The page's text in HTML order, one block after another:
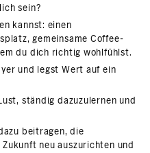
sein?
kannst: einen
gemeinsame Coffee-
du dich richtig wohlfühlst.
und legst Wert auf ein
ständig dazuzulernen und
beitragen, die
neu auszurichten und